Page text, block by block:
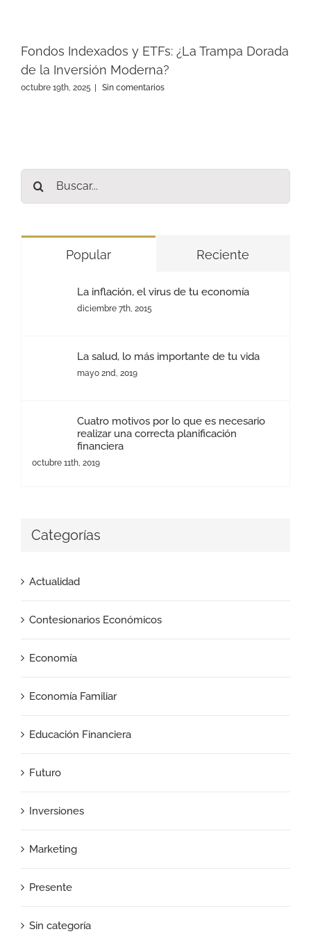
Fondos Indexados y ETFs: ¿La Trampa Dorada
de la Inversión Moderna?
octubre 19th, 2025 | Sin comentarios
Buscar:
Popular Reciente
La inflación, el virus de tu economía
diciembre 7th, 2015
La salud, lo más importante de tu vida
mayo 2nd, 2019
Cuatro motivos por lo que es necesario
realizar una correcta planificación
financiera
octubre 11th, 2019
Categorías
Actualidad
Contesionarios Económicos
Economía
Economía Familiar
Educación Financiera
Futuro
Inversiones
Marketing
Presente
Sin categoría